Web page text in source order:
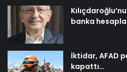
banka
İktidar, AFAD
kapattı…